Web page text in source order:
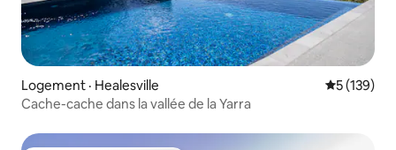
Logement · Healesville Note
5 (139)
Cache-cache dans la vallée de la Yarra